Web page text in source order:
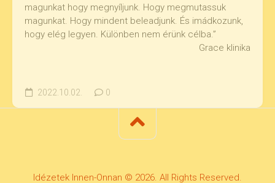
magunkat hogy megnyíljunk. Hogy megmutassuk
magunkat. Hogy mindent beleadjunk. És imádkozunk,
hogy elég legyen. Különben nem érünk célba.”
Grace klinika
2022.10.02. 0
Idézetek Innen-Onnan © 2026. All Rights Reserved.